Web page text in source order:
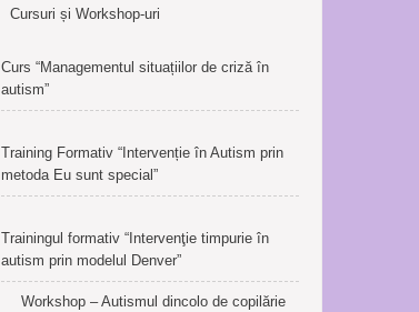
Cursuri și Workshop-uri
Curs “Managementul situațiilor de criză în
autism”
Training Formativ “Intervenție în Autism prin
metoda Eu sunt special”
Trainingul formativ “Intervenţie timpurie în
autism prin modelul Denver”
Workshop – Autismul dincolo de copilărie